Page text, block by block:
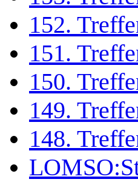
152.
151.
150.
149.
148.